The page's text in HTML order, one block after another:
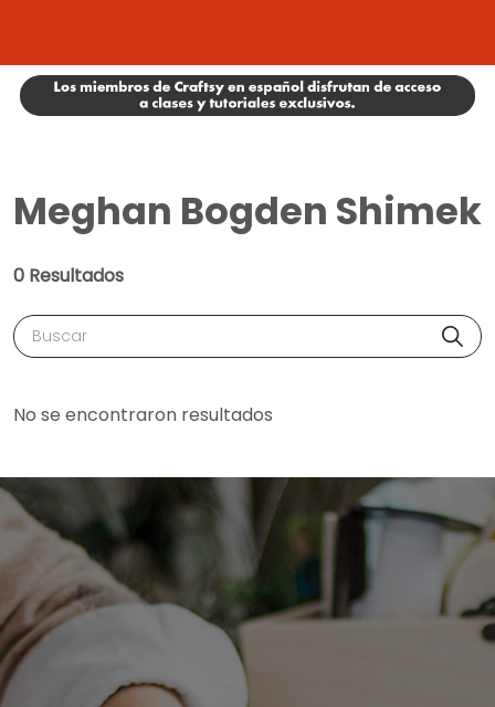
Meghan Bogden Shimek
0 Resultados
Buscar
No se encontraron resultados